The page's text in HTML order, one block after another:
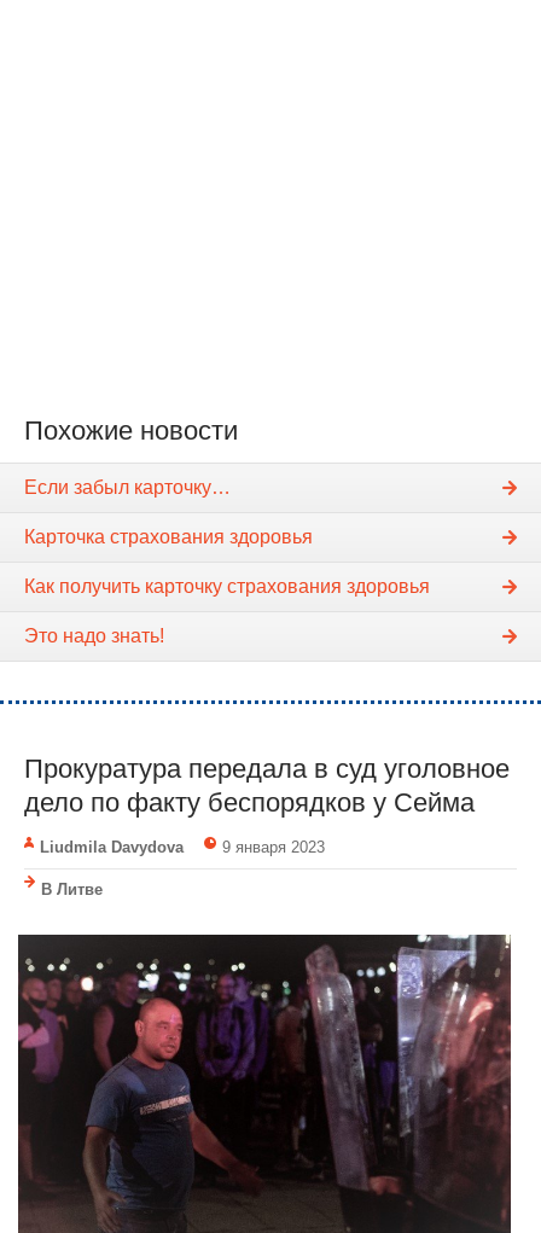
Похожие новости
Если забыл карточку…
Карточка страхования здоровья
Как получить карточку страхования здоровья
Это надо знать!
Прокуратура передала в суд уголовное
дело по факту беспорядков у Сейма
Liudmila Davydova 9 января 2023
В Литве